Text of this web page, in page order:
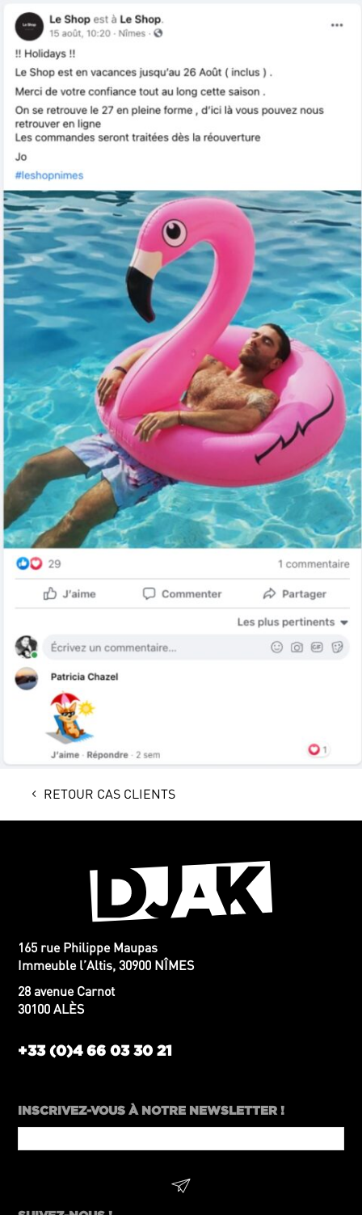
RETOUR CAS CLIENTS
165 rue Philippe Maupas
Immeuble l’Altis, 30900 NÎMES
28 avenue Carnot
30100 ALÈS
+33 (0)4 66 03 30 21
INSCRIVEZ-VOUS À NOTRE NEWSLETTER !